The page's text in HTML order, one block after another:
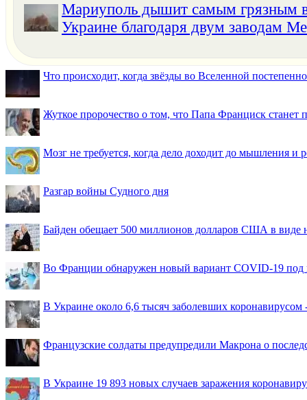
Мариуполь дышит самым грязным
Украине благодаря двум заводам
Что происходит, когда звёзды во Вселенной
Жуткое пророчество о том, что Папа Франциск
Мозг не требуется, когда дело доходит до мышления и
Разгар войны Судного дня
Байден обещает 500 миллионов долларов США в
Во Франции обнаружен новый вариант COVID-19 под
В Украине около 6,6 тысяч заболевших коронавирусом
Французские солдаты предупредили Макрона о
В Украине 19 893 новых случаев заражения